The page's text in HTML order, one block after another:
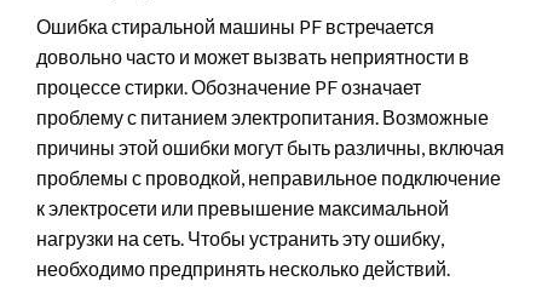
Ошибка стиральной машины PF встречается
довольно часто и может вызвать неприятности в
процессе стирки. Обозначение PF означает
проблему с питанием электропитания. Возможные
причины этой ошибки могут быть различны, включая
проблемы с проводкой, неправильное подключение
к электросети или превышение максимальной
нагрузки на сеть. Чтобы устранить эту ошибку,
необходимо предпринять несколько действий.